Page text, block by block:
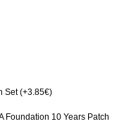
Set (+3.85€)
Foundation 10 Years Patch